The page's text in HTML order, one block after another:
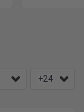
+24